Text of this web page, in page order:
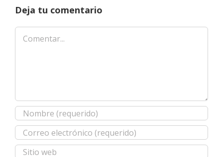
Deja tu comentario
Comentar